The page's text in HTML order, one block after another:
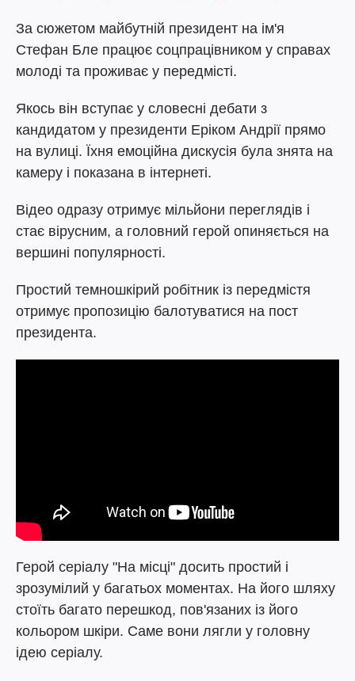
За сюжетом майбутній президент на ім'я
Стефан Бле працює соцпрацівником у справах
молоді та проживає у передмісті.
Якось він вступає у словесні дебати з
кандидатом у президенти Еріком Андрії прямо
на вулиці. Їхня емоційна дискусія була знята на
камеру і показана в інтернеті.
Відео одразу отримує мільйони переглядів і
стає вірусним, а головний герой опиняється на
вершині популярності.
Простий темношкірий робітник із передмістя
отримує пропозицію балотуватися на пост
президента.
Герой серіалу "На місці" досить простий і
зрозумілий у багатьох моментах. На його шляху
стоїть багато перешкод, пов'язаних із його
кольором шкіри. Саме вони лягли у головну
ідею серіалу.